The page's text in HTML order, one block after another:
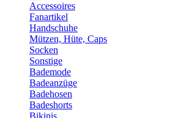
Accessoires
Fanartikel
Handschuhe
Mützen, Hüte, Caps
Socken
Sonstige
Bademode
Badeanzüge
Badehosen
Badeshorts
Bikinis